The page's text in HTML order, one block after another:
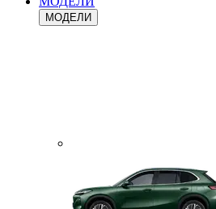
МОДЕЛИ